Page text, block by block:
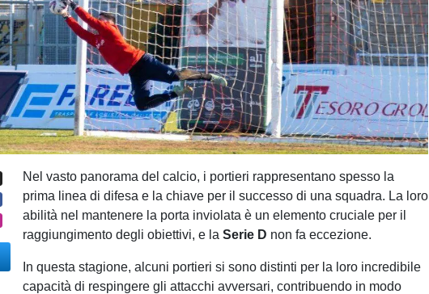
Nel vasto panorama del calcio, i portieri rappresentano spesso la
prima linea di difesa e la chiave per il successo di una squadra. La loro
abilità nel mantenere la porta inviolata è un elemento cruciale per il
raggiungimento degli obiettivi, e la Serie D non fa eccezione.
In questa stagione, alcuni portieri si sono distinti per la loro incredibile
capacità di respingere gli attacchi avversari, contribuendo in modo